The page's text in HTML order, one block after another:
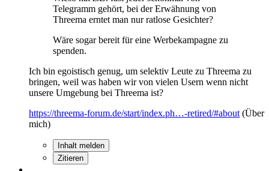
Telegramm gehört, bei der Erwähnung von
Threema erntet man nur ratlose Gesichter?
Wäre sogar bereit für eine Werbekampagne zu
spenden.
Ich bin egoistisch genug, um selektiv Leute zu Threema zu
bringen, weil was haben wir von vielen Usern wenn nicht
unsere Umgebung bei Threema ist?
https://threema-forum.de/start/index.ph…-retired/#about (Über
mich)
Inhalt melden
Zitieren